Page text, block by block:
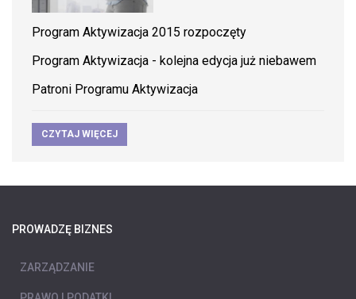
Program Aktywizacja 2015 rozpoczęty
Program Aktywizacja - kolejna edycja już niebawem
Patroni Programu Aktywizacja
CZYTAJ WIĘCEJ
PROWADZĘ BIZNES
ZARZĄDZANIE